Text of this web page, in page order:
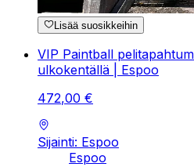
Lisää suosikkeihin
VIP Paintball
ulkokentällä | Espoo
472,00 €
Sijainti: Espoo
Espoo